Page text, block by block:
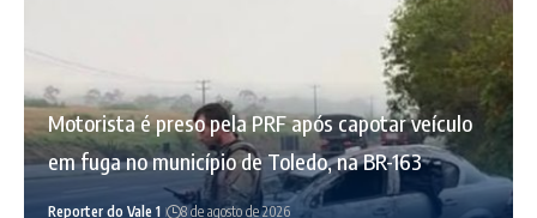
Motorista é preso pela PRF após capotar veículo
em fuga no município de Toledo, na BR-163
Reporter do Vale 1 8 de agosto de 2026